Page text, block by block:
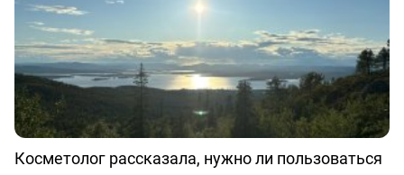
Косметолог рассказала, нужно ли пользоваться